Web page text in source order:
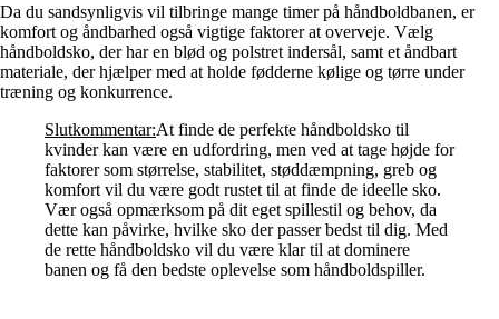
Da du sandsynligvis vil tilbringe mange timer på håndboldbanen, er
komfort og åndbarhed også vigtige faktorer at overveje. Vælg
håndboldsko, der har en blød og polstret indersål, samt et åndbart
materiale, der hjælper med at holde fødderne kølige og tørre under
træning og konkurrence.
Slutkommentar:At finde de perfekte håndboldsko til
kvinder kan være en udfordring, men ved at tage højde for
faktorer som størrelse, stabilitet, støddæmpning, greb og
komfort vil du være godt rustet til at finde de ideelle sko.
Vær også opmærksom på dit eget spillestil og behov, da
dette kan påvirke, hvilke sko der passer bedst til dig. Med
de rette håndboldsko vil du være klar til at dominere
banen og få den bedste oplevelse som håndboldspiller.